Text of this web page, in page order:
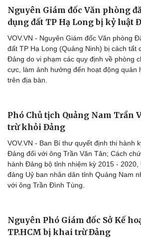
Lịch thi đấu bóng đá
Thế giới thể thao
eSports
Hậu trường
Xe máy
Tư
Nguyên Giám đốc Văn phòng
dụng đất TP Hạ Long bị kỷ luật
VOV.VN - Nguyên Giám đốc Văn phòng
đất TP Hạ Long (Quảng Ninh) bị cách tất
Đảng do vi phạm các quy định về phòng
cực, làm ảnh hưởng đến hoạt động quản
trên địa bàn.
Phó Chủ tịch Quảng Nam Trần
trừ khỏi Đảng
VOV.VN - Ban Bí thư quyết định thi hành
Đảng đối với ông Trần Văn Tân; Cách
hành Đảng bộ tỉnh nhiệm kỳ 2015 - 2020,
đảng Uỷ ban nhân dân tỉnh Quảng Nam
với ông Trần Đình Tùng.
Nguyên Phó Giám đốc Sở Kế
TP.HCM bị khai trừ Đảng